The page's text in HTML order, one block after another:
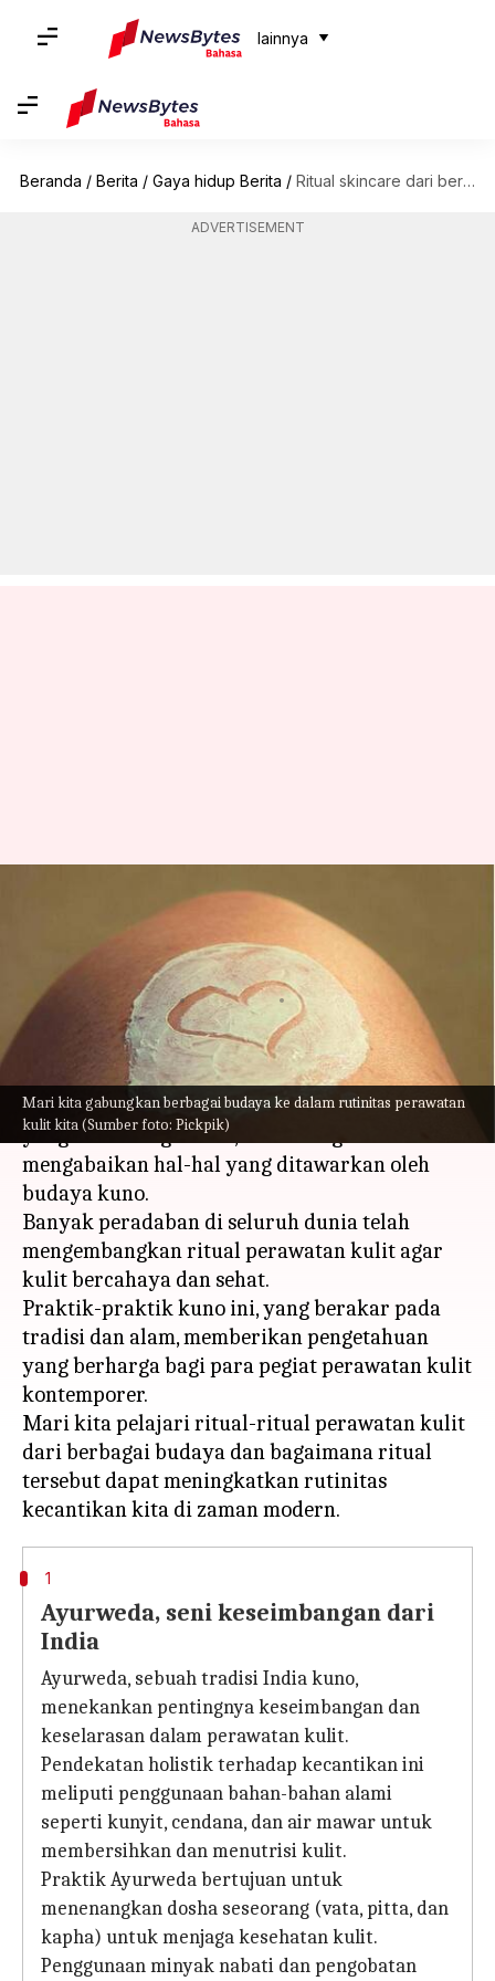
lainnya
Beranda / Berita / Gaya hidup Berita / Ritual skincare dari berbagai budaya: Kearifan kuno untuk kecantikan modern
ADVERTISEMENT
Mari kita gabungkan berbagai budaya ke dalam rutinitas perawatan
kulit kita (Sumber foto: Pickpik)
Ritual skincare dari berbagai
budaya: Kearifan kuno untuk
kecantikan modern
menulis Taufiq Al Jufri Oct 27, 2023 11:20 am
Dalam pencarian manusia akan kecantikan
yang tak lekang waktu, kita sering
mengabaikan hal-hal yang ditawarkan oleh
budaya kuno.
Banyak peradaban di seluruh dunia telah
mengembangkan ritual perawatan kulit agar
kulit bercahaya dan sehat.
Praktik-praktik kuno ini, yang berakar pada
tradisi dan alam, memberikan pengetahuan
yang berharga bagi para pegiat perawatan kulit
kontemporer.
Mari kita pelajari ritual-ritual perawatan kulit
dari berbagai budaya dan bagaimana ritual
tersebut dapat meningkatkan rutinitas
1
Ayurweda, seni keseimbangan dari
India
Ayurweda, sebuah tradisi India kuno,
menekankan pentingnya keseimbangan dan
keselarasan dalam perawatan kulit.
Pendekatan holistik terhadap kecantikan ini
meliputi penggunaan bahan-bahan alami
seperti kunyit, cendana, dan air mawar untuk
membersihkan dan menutrisi kulit.
Praktik Ayurweda bertujuan untuk
menenangkan dosha seseorang (vata, pitta, dan
kapha) untuk menjaga kesehatan kulit.
Penggunaan minyak nabati dan pengobatan